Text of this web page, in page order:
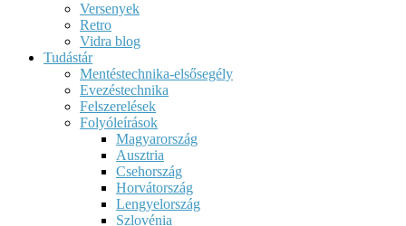
Versenyek
Retro
Vidra blog
Tudástár
Mentéstechnika-elsősegély
Evezéstechnika
Felszerelések
Folyóleírások
Magyarország
Ausztria
Csehország
Horvátország
Lengyelország
Szlovénia